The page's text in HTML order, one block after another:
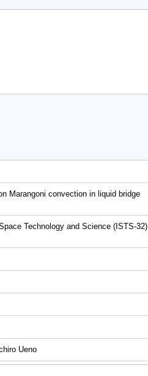
Marangoni convection in liquid bridge
Technology and Science (ISTS-32)
Ueno